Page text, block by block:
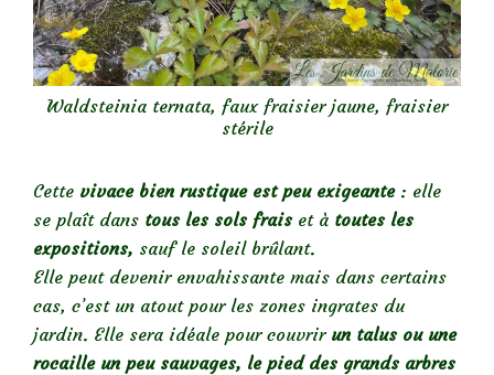
Waldsteinia ternata, faux fraisier jaune, fraisier
stérile
Cette vivace bien rustique est peu exigeante: elle
se plaît dans tous les sols frais et à toutes les
expositions, sauf le soleil brûlant.
Elle peut devenir envahissante mais dans certains
cas, c’est un atout pour les zones ingrates du
jardin. Elle sera idéale pour couvrir un talus ou une
rocaille un peu sauvages, le pied des grands arbres